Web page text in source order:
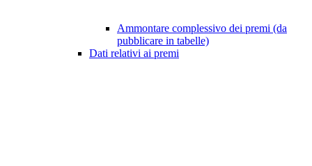
Ammontare complessivo dei premi (da
pubblicare in tabelle)
Dati relativi ai premi